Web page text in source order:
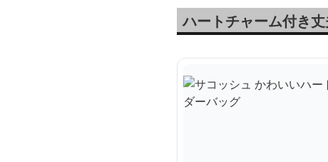
ハートチャーム付き